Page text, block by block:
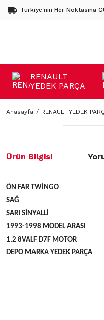
Türkiye'nin Her Noktasına
RENAULT
YEDEK PARÇA
Anasayfa RENAULT YEDEK
Ürün Bilgisi
ÖN FAR TWİNGO
SAĞ
SARI SİNYALLİ
1993-1998 MODEL ARASI
1.2 8VALF D7F MOTOR
DEPO MARKA YEDEK PARÇA